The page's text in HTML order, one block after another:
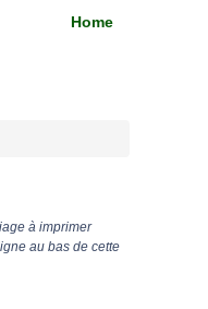
Home
à imprimer
au bas de cette